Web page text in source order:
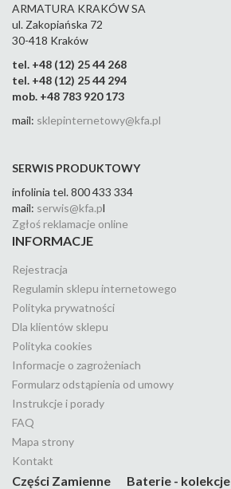
ARMATURA KRAKÓW SA
ul. Zakopiańska 72
30-418 Kraków
tel. +48 (12) 25 44 268
tel. +48 (12) 25 44 294
mob. +48 783 920 173
mail: sklepinternetowy@kfa.pl
SERWIS PRODUKTOWY
infolinia tel. 800 433 334
mail: serwis@kfa.pl
Zgłoś reklamacje online
INFORMACJE
Rejestracja
Regulamin sklepu internetowego
Polityka prywatności
Dla klientów sklepu
Polityka cookies
Informacje o zagrożeniach
Formularz odstąpienia od umowy
Instrukcje i porady
FAQ
Mapa strony
Kontakt
Części Zamienne Baterie - kolekcje